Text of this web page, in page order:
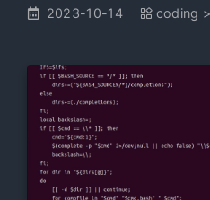
誤訊息，簡單記錄下該怎麼
2023-10-14 coding >